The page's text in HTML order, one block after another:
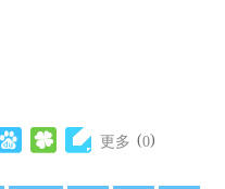
更多 (0)